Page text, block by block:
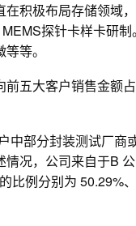
积极布局存储领域
探针卡样卡研制
等。
五大客户销售金额
中部分封装测试厂商
况，公司来自于B
比例分别为 50.29%